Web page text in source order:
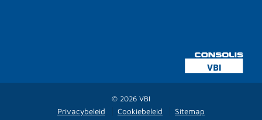
© 2026 VBI
Privacybeleid Cookiebeleid Sitemap